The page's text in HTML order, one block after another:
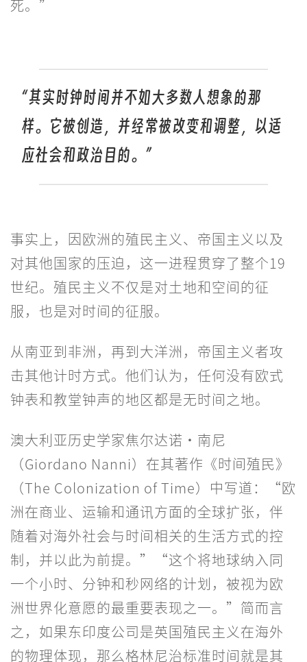
死。”
“其实时钟时间并不如大多数人想象的那
样。它被创造，并经常被改变和调整，以适
应社会和政治目的。”
事实上，因欧洲的殖民主义、帝国主义以及
对其他国家的压迫，这一进程贯穿了整个19
世纪。殖民主义不仅是对土地和空间的征
服，也是对时间的征服。
从南亚到非洲，再到大洋洲，帝国主义者攻
击其他计时方式。他们认为，任何没有欧式
钟表和教堂钟声的地区都是无时间之地。
澳大利亚历史学家焦尔达诺·南尼
（Giordano Nanni）在其著作《时间殖民》
（The Colonization of Time）中写道：“欧
洲在商业、运输和通讯方面的全球扩张，伴
随着对海外社会与时间相关的生活方式的控
制，并以此为前提。”“这个将地球纳入同
一个小时、分钟和秒网络的计划，被视为欧
洲世界化意愿的最重要表现之一。”简而言
之，如果东印度公司是英国殖民主义在海外
的物理体现，那么格林尼治标准时间就是其